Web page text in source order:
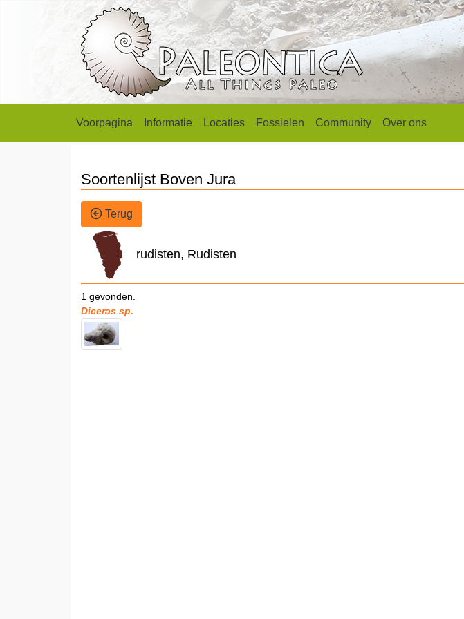
Voorpagina Informatie Locaties Fossielen Community Over ons
Soortenlijst Boven Jura
Terug
rudisten, Rudisten
1 gevonden.
Diceras sp.